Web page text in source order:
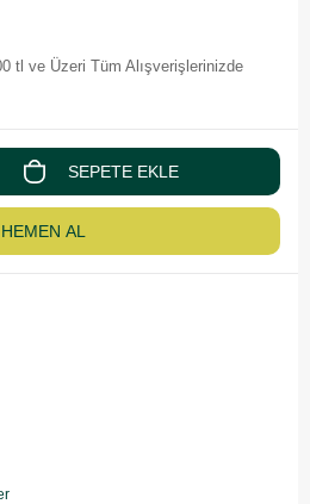
tl ve Üzeri Tüm Alışverişlerinizde